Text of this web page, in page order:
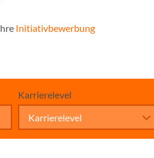
Initiativbewerbung
Karrierelevel
Karrierelevel